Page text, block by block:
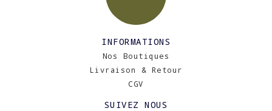
INFORMATIONS
Nos Boutiques
Livraison & Retour
CGV
SUIVEZ NOUS